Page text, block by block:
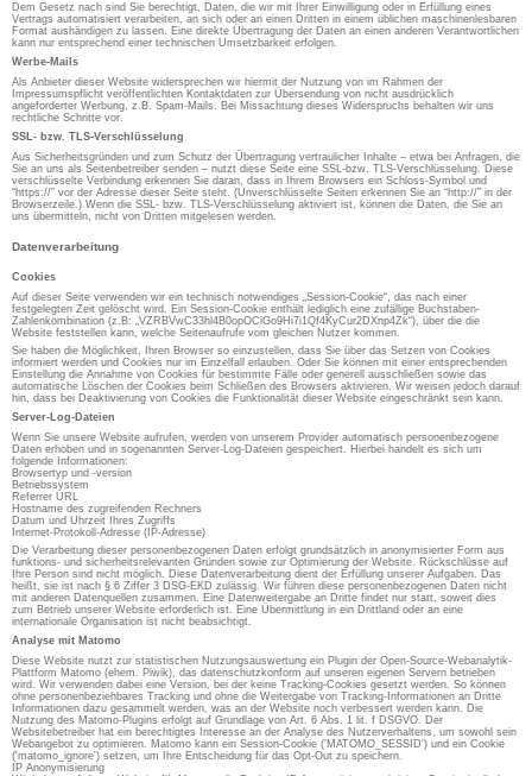
Dem Gesetz nach sind Sie berechtigt, Daten, die wir mit Ihrer Einwilligung oder in Erfüllung eines
Vertrags automatisiert verarbeiten, an sich oder an einen Dritten in einem üblichen maschinenlesbaren
Format aushändigen zu lassen. Eine direkte Übertragung der Daten an einen anderen Verantwortlichen
kann nur entsprechend einer technischen Umsetzbarkeit erfolgen.
Werbe-Mails
Als Anbieter dieser Website widersprechen wir hiermit der Nutzung von im Rahmen der
Impressumspflicht veröffentlichten Kontaktdaten zur Übersendung von nicht ausdrücklich
angeforderter Werbung, z.B. Spam-Mails. Bei Missachtung dieses Widerspruchs behalten wir uns
rechtliche Schritte vor.
SSL- bzw. TLS-Verschlüsselung
Aus Sicherheitsgründen und zum Schutz der Übertragung vertraulicher Inhalte – etwa bei Anfragen, die
Sie an uns als Seitenbetreiber senden – nutzt diese Seite eine SSL-bzw. TLS-Verschlüsselung. Diese
verschlüsselte Verbindung erkennen Sie daran, dass in Ihrem Browsers ein Schloss-Symbol und
“https://” vor der Adresse dieser Seite steht. (Unverschlüsselte Seiten erkennen Sie an “http://” in der
Browserzeile.) Wenn die SSL- bzw. TLS-Verschlüsselung aktiviert ist, können die Daten, die Sie an
uns übermitteln, nicht von Dritten mitgelesen werden.
Datenverarbeitung
Cookies
Auf dieser Seite verwenden wir ein technisch notwendiges „Session-Cookie“, das nach einer
festgelegten Zeit gelöscht wird. Ein Session-Cookie enthält lediglich eine zufällige Buchstaben-
Zahlenkombination (z.B: „VZRBVwC33hl4B0opOCiGo9Hi7i1Qf4KyCur2DXnp4Zk“), über die die
Website feststellen kann, welche Seitenaufrufe vom gleichen Nutzer kommen.
Sie haben die Möglichkeit, Ihren Browser so einzustellen, dass Sie über das Setzen von Cookies
informiert werden und Cookies nur im Einzelfall erlauben. Oder Sie können mit einer entsprechenden
Einstellung die Annahme von Cookies für bestimmte Fälle oder generell ausschließen sowie das
automatische Löschen der Cookies beim Schließen des Browsers aktivieren. Wir weisen jedoch darauf
hin, dass bei Deaktivierung von Cookies die Funktionalität dieser Website eingeschränkt sein kann.
Server-Log-Dateien
Wenn Sie unsere Website aufrufen, werden von unserem Provider automatisch personenbezogene
Daten erhoben und in sogenannten Server-Log-Dateien gespeichert. Hierbei handelt es sich um
folgende Informationen:
Browsertyp und -version
Betriebssystem
Referrer URL
Hostname des zugreifenden Rechners
Datum und Uhrzeit Ihres Zugriffs
Internet-Protokoll-Adresse (IP-Adresse)
Die Verarbeitung dieser personenbezogenen Daten erfolgt grundsätzlich in anonymisierter Form aus
funktions- und sicherheitsrelevanten Gründen sowie zur Optimierung der Website. Rückschlüsse auf
Ihre Person sind nicht möglich. Diese Datenverarbeitung dient der Erfüllung unserer Aufgaben. Das
heißt, sie ist nach § 6 Ziffer 3 DSG-EKD zulässig. Wir führen diese personenbezogenen Daten nicht
mit anderen Datenquellen zusammen. Eine Datenweitergabe an Dritte findet nur statt, soweit dies
zum Betrieb unserer Website erforderlich ist. Eine Übermittlung in ein Drittland oder an eine
internationale Organisation ist nicht beabsichtigt.
Analyse mit Matomo
Diese Website nutzt zur statistischen Nutzungsauswertung ein Plugin der Open-Source-Webanalytik-
Plattform Matomo (ehem. Piwik), das datenschutzkonform auf unseren eigenen Servern betrieben
wird. Wir verwenden dabei eine Version, bei der keine Tracking-Cookies gesetzt werden. So können
ohne personenbeziehbares Tracking und ohne die Weitergabe von Tracking-Informationen an Dritte
Informationen dazu gesammelt werden, was an der Website noch verbessert werden kann. Die
Nutzung des Matomo-Plugins erfolgt auf Grundlage von Art. 6 Abs. 1 lit. f DSGVO. Der
Websitebetreiber hat ein berechtigtes Interesse an der Analyse des Nutzerverhaltens, um sowohl sein
Webangebot zu optimieren. Matomo kann ein Session-Cookie ('MATOMO_SESSID') und ein Cookie
('matomo_ignore') setzen, um Ihre Entscheidung für das Opt-Out zu speichern.
IP Anonymisierung